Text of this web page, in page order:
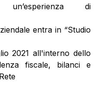
un’esperienza di
entra in “Studio
2021 all'interno dello
fiscale, bilanci e